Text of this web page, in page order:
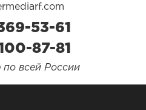
53-61
87-81
по всей России